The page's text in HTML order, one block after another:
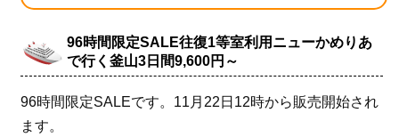
96時間限定SALE往復1等室利用ニューかめりあ
で行く釜山3日間9,600円～
96時間限定SALEです。11月22日12時から販売開始され
ます。